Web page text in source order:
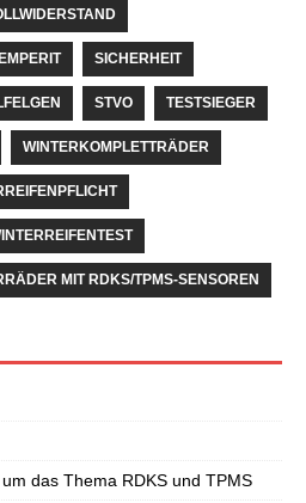
SICHERHEIT
STVO TESTSIEGER
WINTERKOMPLETTRÄDER
MIT RDKS/TPMS-SENSOREN
das Thema RDKS und TPMS